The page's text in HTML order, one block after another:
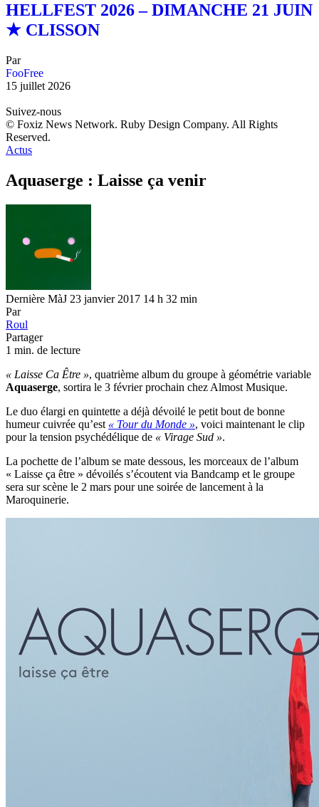
HELLFEST 2026 – DIMANCHE 21 JUIN
★ CLISSON
Par
FooFree
15 juillet 2026
Suivez-nous
© Foxiz News Network. Ruby Design Company. All Rights
Reserved.
Actus
Aquaserge : Laisse ça venir
Dernière MàJ 23 janvier 2017 14 h 32 min
Par
Roul
Partager
1 min. de lecture
« Laisse Ca Être », quatrième album du groupe à géométrie variable
Aquaserge, sortira le 3 février prochain chez Almost Musique.
Le duo élargi en quintette a déjà dévoilé le petit bout de bonne
humeur cuivrée qu’est « Tour du Monde », voici maintenant le clip
pour la tension psychédélique de « Virage Sud ».
La pochette de l’album se mate dessous, les morceaux de l’album
« Laisse ça être » dévoilés s’écoutent via Bandcamp et le groupe
sera sur scène le 2 mars pour une soirée de lancement à la
Maroquinerie.